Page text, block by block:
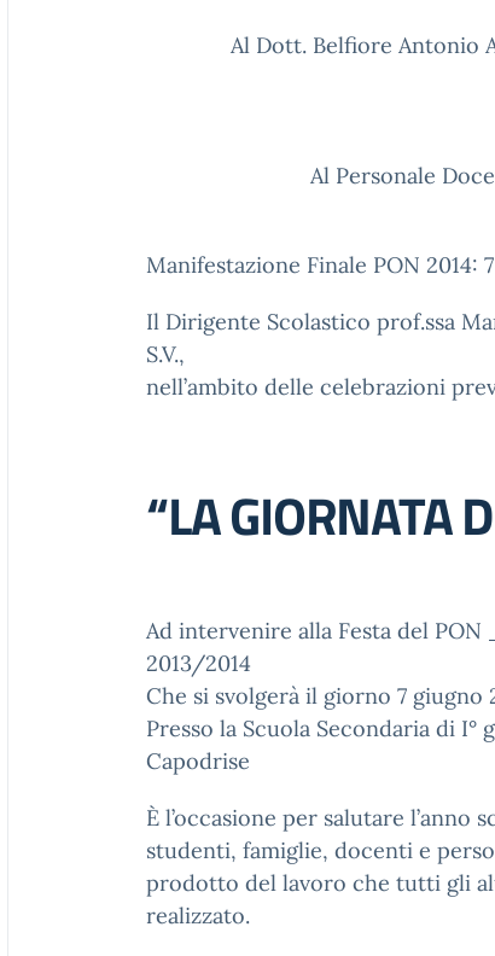
Al Dott. Belfiore Antonio
Al Personale
Manifestazione Finale PON 2014:
Il Dirigente Scolastico prof.ssa
S.V.,
nell’ambito delle celebrazioni
“LA GIORNATA
Ad intervenire alla Festa del
2013/2014
Che si svolgerà il giorno 7 giugno
Presso la Scuola Secondaria di
Capodrise
È l’occasione per salutare
studenti, famiglie, docenti e
prodotto del lavoro che tutti gli
realizzato.